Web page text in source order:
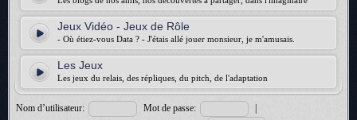
Jeux Vidéo - Jeux de Rôle
- Où étiez-vous Data ? - J'étais allé jouer monsieur, je m'amusais.
Les Jeux
Les jeux du relais, des répliques, du pitch, de l'adaptation
Nom d’utilisateur: Mot de passe:
|